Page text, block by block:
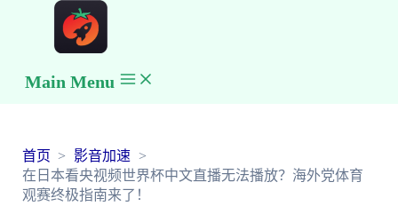
Main Menu
首页
影音加速
在日本看央视频世界杯中文直播无法播放？海外党体育
观赛终极指南来了！